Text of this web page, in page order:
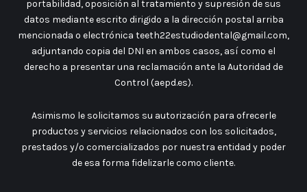
portabilidad, oposición al tratamiento y supresión de sus
datos mediante escrito dirigido a la dirección postal arriba
mencionada o electrónica teeth22estudiodental@gmail.com,
adjuntando copia del DNI en ambos casos, así como el
derecho a presentar una reclamación ante la Autoridad de
Control (aepd.es).
Asimismo le solicitamos su autorización para ofrecerle
productos y servicios relacionados con los solicitados,
prestados y/o comercializados por nuestra entidad y poder
de esa forma fidelizarle como cliente.